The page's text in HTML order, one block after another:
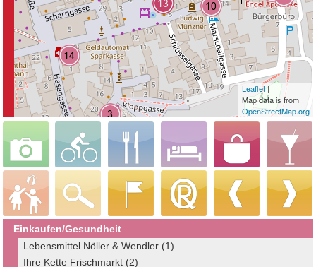
Leaflet|
Map data is from
OpenStreetMap.org
Einkaufen/Gesundheit
Lebensmittel Nöller & Wendler (1)
Ihre Kette Frischmarkt (2)